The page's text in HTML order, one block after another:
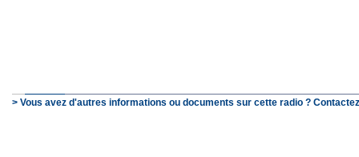
> Vous avez d'autres informations ou documents sur cette radio ?